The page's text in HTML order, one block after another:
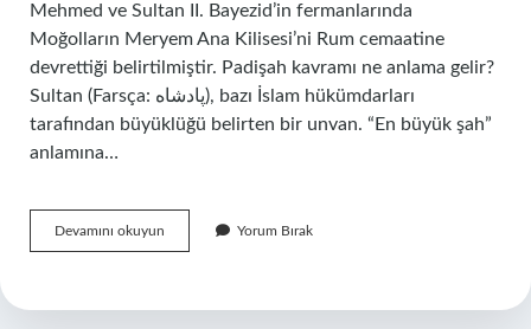
Mehmed ve Sultan II. Bayezid’in fermanlarında
Moğolların Meryem Ana Kilisesi’ni Rum cemaatine
devrettiği belirtilmiştir. Padişah kavramı ne anlama gelir?
Sultan (Farsça: پادشاه‎), bazı İslam hükümdarları
tarafından büyüklüğü belirten bir unvan. “En büyük şah”
anlamına…
Devamını okuyun
Emri
Yorum Bırak